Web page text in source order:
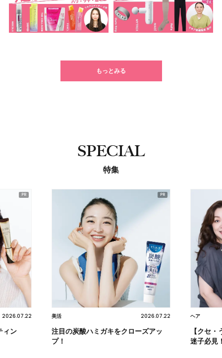
もっとみる
SPECIAL
特集
2026.07.22
ィン
美活 2026.07.22
注目の炭酸ハミガキをクローズアッ
プ！
ヘア
【クセ
迷子必見